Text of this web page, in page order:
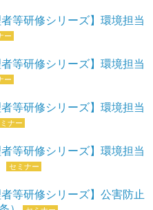
者等研修シリーズ】環境担当
ー
者等研修シリーズ】環境担当
ー
者等研修シリーズ】環境担当
ナー
者等研修シリーズ】環境担当
セミナー
者等研修シリーズ】公害防止